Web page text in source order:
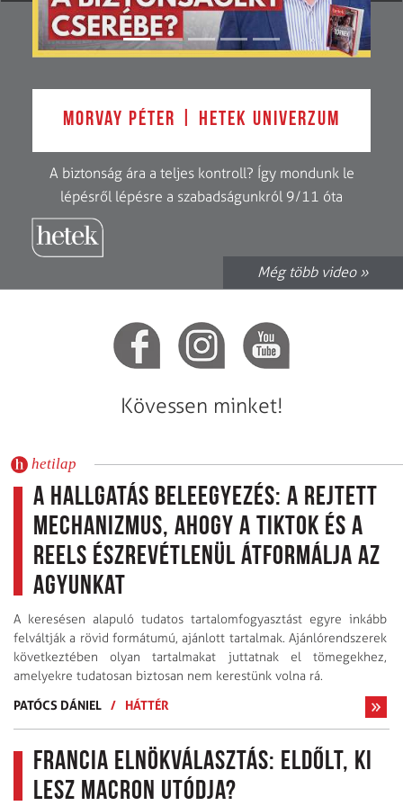
Morvay Péter | Hetek Univerzum
A biztonság ára a teljes kontroll? Így mondunk le
lépésről lépésre a szabadságunkról 9/11 óta
Még több video »
Kövessen minket!
hetilap
A hallgatás beleegyezés: A rejtett
mechanizmus, ahogy a TikTok és a
Reels észrevétlenül átformálja az
agyunkat
A keresésen alapuló tudatos tartalomfogyasztást egyre inkább
felváltják a rövid formátumú, ajánlott tartalmak. Ajánlórendszerek
következtében olyan tartalmakat juttatnak el tömegekhez,
amelyekre tudatosan biztosan nem kerestünk volna rá.
PATÓCS DÁNIEL / HÁTTÉR
Francia elnökválasztás: Eldőlt, ki
lesz Macron utódja?